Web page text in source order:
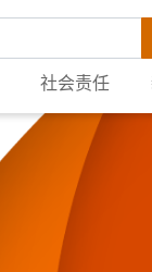
社会责任